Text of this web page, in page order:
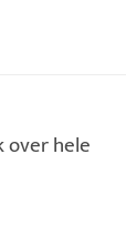
over hele